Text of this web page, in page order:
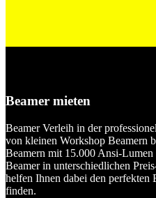
Beamer mieten
Beamer Verleih in der
von kleinen Workshop Beamern
Beamern mit 15.000 Ansi-
Beamer in unterschiedlichen
helfen Ihnen dabei den perfekten
finden.